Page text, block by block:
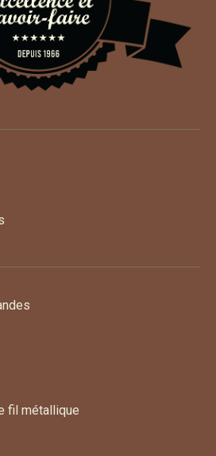
panier d'achat
cadeaux
détaillant
fil métallique